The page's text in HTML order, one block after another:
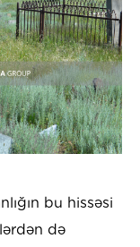
bu hissəsi
də